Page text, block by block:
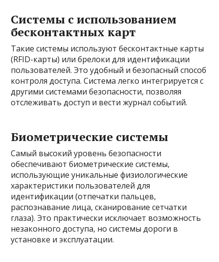
Системы с использованием
бесконтактных карт
Такие системы используют бесконтактные карты
(RFID-карты) или брелоки для идентификации
пользователей. Это удобный и безопасный способ
контроля доступа. Система легко интегрируется с
другими системами безопасности, позволяя
отслеживать доступ и вести журнал событий.
Биометрические системы
Самый высокий уровень безопасности
обеспечивают биометрические системы,
использующие уникальные физиологические
характеристики пользователей для
идентификации (отпечатки пальцев,
распознавание лица, сканирование сетчатки
глаза). Это практически исключает возможность
незаконного доступа, но системы дороги в
установке и эксплуатации.